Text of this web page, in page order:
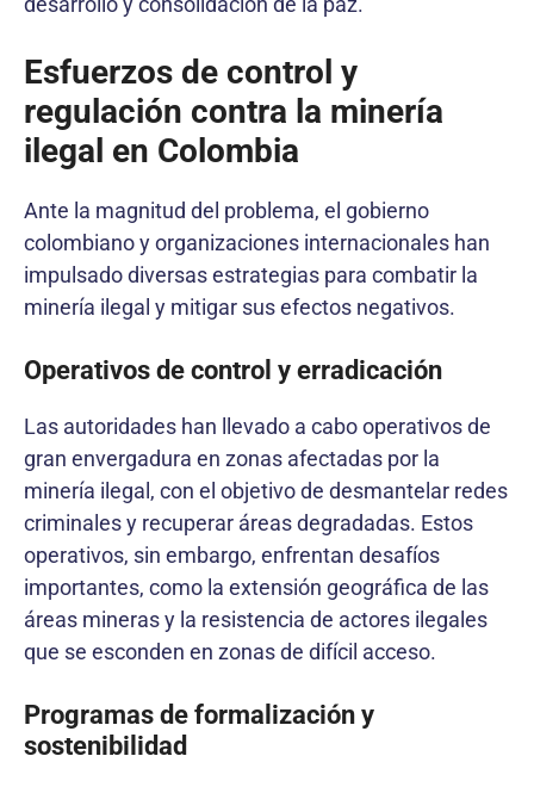
Esfuerzos de control y
regulación contra la minería
ilegal en Colombia
Ante la magnitud del problema, el gobierno
colombiano y organizaciones internacionales han
impulsado diversas estrategias para combatir la
minería ilegal y mitigar sus efectos negativos.
Operativos de control y erradicación
Las autoridades han llevado a cabo operativos de
gran envergadura en zonas afectadas por la
minería ilegal, con el objetivo de desmantelar redes
criminales y recuperar áreas degradadas. Estos
operativos, sin embargo, enfrentan desafíos
importantes, como la extensión geográfica de las
áreas mineras y la resistencia de actores ilegales
que se esconden en zonas de difícil acceso.
Programas de formalización y
sostenibilidad